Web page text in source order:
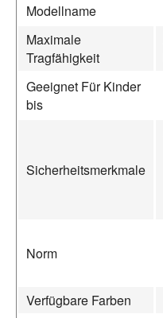
Modellname
Maximale
Tragfähigkeit
Geeignet Für Kinder
bis
Sicherheitsmerkmale
Norm
Verfügbare Farben